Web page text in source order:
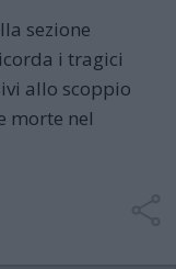
sezione
i tragici
allo scoppio
morte nel